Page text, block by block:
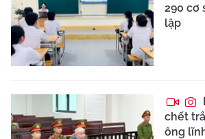
290 cơ
lập
chết
ông